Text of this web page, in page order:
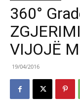
360°
VIJOJË
19/04/2016